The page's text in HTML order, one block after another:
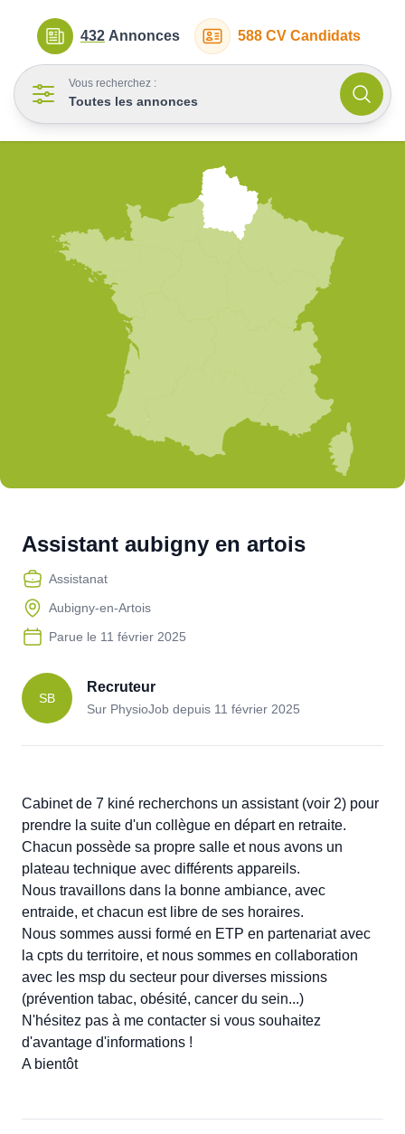
432 Annonces 588 CV Candidats
Vous recherchez :
Toutes les annonces
Assistant aubigny en artois
Assistanat
Aubigny-en-Artois
Parue le 11 février 2025
SB
Recruteur
Sur PhysioJob depuis 11 février 2025
Cabinet de 7 kiné recherchons un assistant (voir 2) pour
prendre la suite d'un collègue en départ en retraite.
Chacun possède sa propre salle et nous avons un
plateau technique avec différents appareils.
Nous travaillons dans la bonne ambiance, avec
entraide, et chacun est libre de ses horaires.
Nous sommes aussi formé en ETP en partenariat avec
la cpts du territoire, et nous sommes en collaboration
avec les msp du secteur pour diverses missions
(prévention tabac, obésité, cancer du sein...)
N'hésitez pas à me contacter si vous souhaitez
d'avantage d'informations !
A bientôt